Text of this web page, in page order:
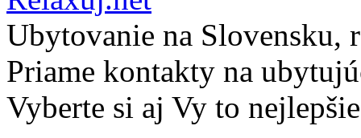
Ubytovanie na Slovensku,
Priame kontakty na
Vyberte si aj Vy to